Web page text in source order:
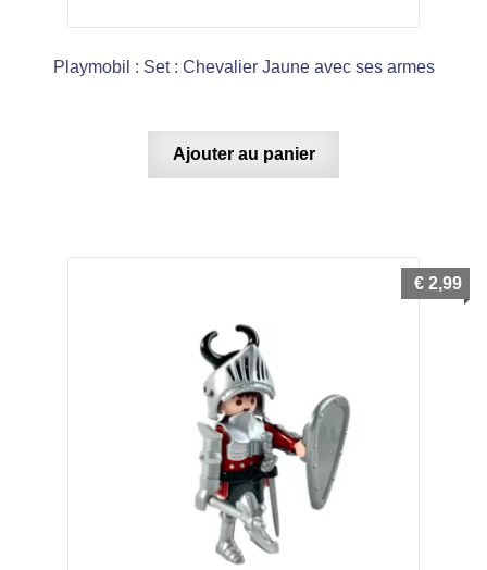
Playmobil : Set : Chevalier Jaune avec ses armes
Ajouter au panier
€ 2,99